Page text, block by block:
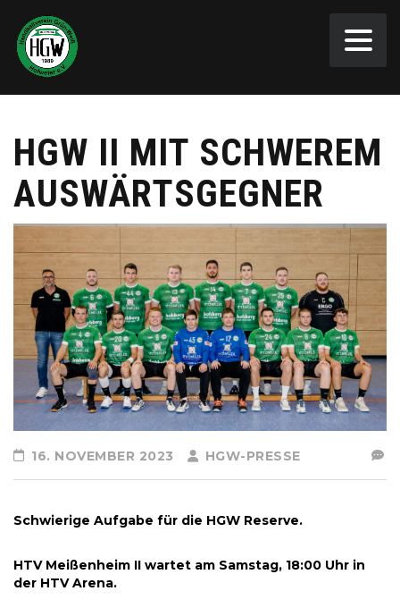
HGW II MIT SCHWEREM
AUSWÄRTSGEGNER
16. NOVEMBER 2023 HGW-PRESSE
Schwierige Aufgabe für die HGW Reserve.
HTV Meißenheim II wartet am Samstag, 18:00 Uhr in
der HTV Arena.